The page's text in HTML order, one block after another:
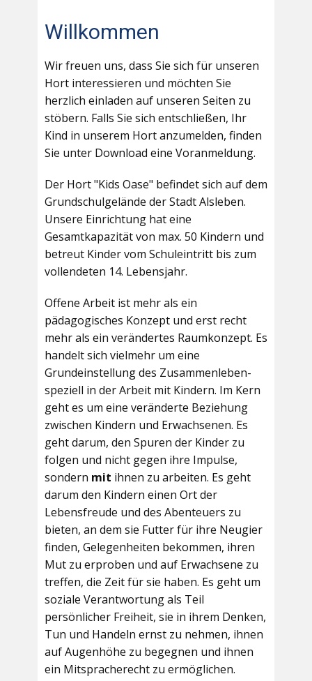
Willkommen
Wir freuen uns, dass Sie sich für unseren
Hort interessieren und möchten Sie
herzlich einladen auf unseren Seiten zu
stöbern. Falls Sie sich entschließen, Ihr
Kind in unserem Hort anzumelden, finden
Sie unter Download eine Voranmeldung.
Der Hort "Kids Oase" befindet sich auf dem
Grundschulgelände der Stadt Alsleben.
Unsere Einrichtung hat eine
Gesamtkapazität von max. 50 Kindern und
betreut Kinder vom Schuleintritt bis zum
vollendeten 14. Lebensjahr.
Offene Arbeit ist mehr als ein
pädagogisches Konzept und erst recht
mehr als ein verändertes Raumkonzept. Es
handelt sich vielmehr um eine
Grundeinstellung des Zusammenleben-
speziell in der Arbeit mit Kindern. Im Kern
geht es um eine veränderte Beziehung
zwischen Kindern und Erwachsenen. Es
geht darum, den Spuren der Kinder zu
folgen und nicht gegen ihre Impulse,
sondern mit ihnen zu arbeiten. Es geht
darum den Kindern einen Ort der
Lebensfreude und des Abenteuers zu
bieten, an dem sie Futter für ihre Neugier
finden, Gelegenheiten bekommen, ihren
Mut zu erproben und auf Erwachsene zu
treffen, die Zeit für sie haben. Es geht um
soziale Verantwortung als Teil
persönlicher Freiheit, sie in ihrem Denken,
Tun und Handeln ernst zu nehmen, ihnen
auf Augenhöhe zu begegnen und ihnen
ein Mitspracherecht zu ermöglichen.